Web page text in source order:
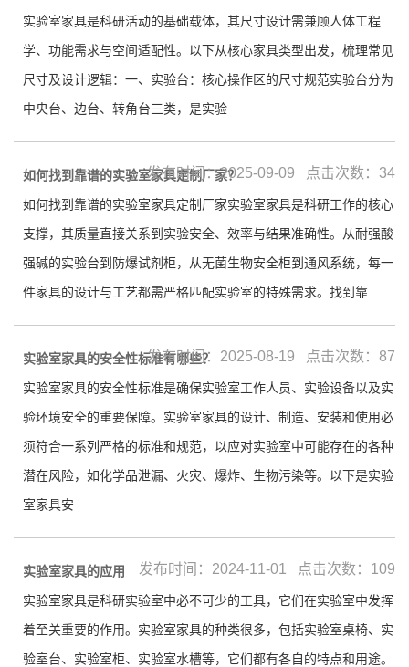
实验室家具是科研活动的基础载体，其尺寸设计需兼顾人体工程
学、功能需求与空间适配性。以下从核心家具类型出发，梳理常见
尺寸及设计逻辑：一、实验台：核心操作区的尺寸规范实验台分为
中央台、边台、转角台三类，是实验
如何找到靠谱的实验室家具定制厂家？
如何找到靠谱的实验室家具定制厂家实验室家具是科研工作的核心
支撑，其质量直接关系到实验安全、效率与结果准确性。从耐强酸
强碱的实验台到防爆试剂柜，从无菌生物安全柜到通风系统，每一
件家具的设计与工艺都需严格匹配实验室的特殊需求。找到靠
发布时间：2025-09-09 点击次数：34
实验室家具的安全性标准有哪些？
实验室家具的安全性标准是确保实验室工作人员、实验设备以及实
验环境安全的重要保障。实验室家具的设计、制造、安装和使用必
须符合一系列严格的标准和规范，以应对实验室中可能存在的各种
潜在风险，如化学品泄漏、火灾、爆炸、生物污染等。以下是实验
室家具安
发布时间：2025-08-19 点击次数：87
实验室家具的应用
实验室家具是科研实验室中必不可少的工具，它们在实验室中发挥
着至关重要的作用。实验室家具的种类很多，包括实验室桌椅、实
验室台、实验室柜、实验室水槽等，它们都有各自的特点和用途。
发布时间：2024-11-01 点击次数：109